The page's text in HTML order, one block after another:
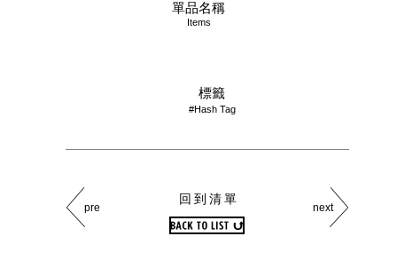
單品名稱
Items
標籤
#Hash Tag
pre next
回到清單